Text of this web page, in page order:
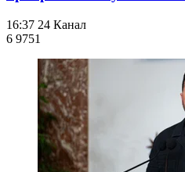
16:37 24 Канал
6 9751